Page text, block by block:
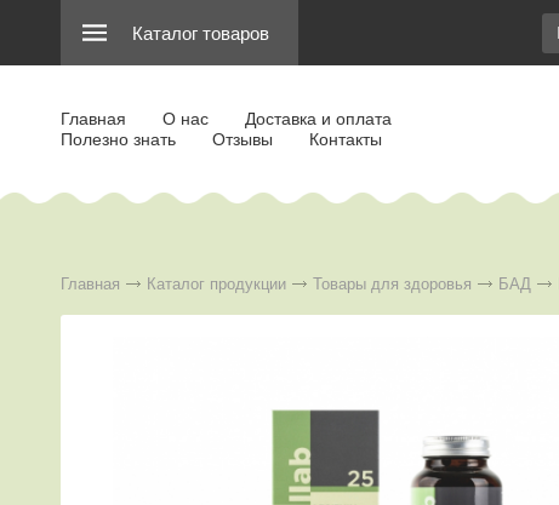
Каталог товаров
Главная О нас
Доставка и оплата
Полезно знать
Отзывы Контакты
Главная Каталог продукции Товары для здоровья БАД